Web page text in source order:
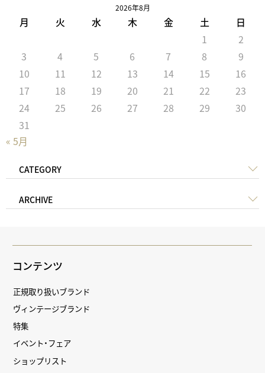
2026年8月
月 火 水 木 金 土 日
« 5月
1
2
3
4 5 6 7 8
9
10
11 12 13 14 15
16
17
18 19 20 21 22
23
24
25 26 27 28 29
30
31
CATEGORY
ARCHIVE
コンテンツ
正規取り扱いブランド
ヴィンテージブランド
特集
イベント・フェア
ショップリスト